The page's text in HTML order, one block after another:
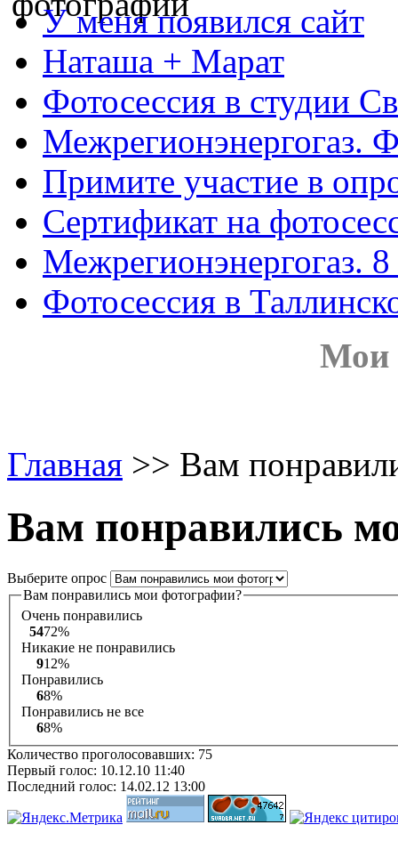
У меня появился сайт
Наташа + Марат
Фотосессия в студии
Межрегионэнергогаз.
Примите участие в
Сертификат на
Межрегионэнергогаз.
Фотосессия в
Мои
Главная >> Вам
Вам понравились
Выберите опрос
Вам понравились мои фотографии?
Очень понравились
5472%
Никакие не понравились
912%
Понравились
68%
Понравились не все
68%
Количество проголосовавших: 75
Первый голос: 10.12.10 11:40
Последний голос: 14.02.12 13:00